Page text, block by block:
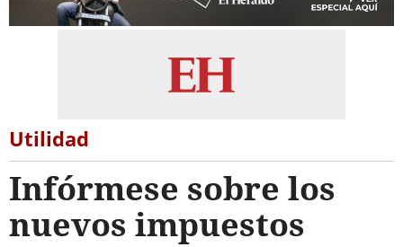
Utilidad
Infórmese sobre los
nuevos impuestos